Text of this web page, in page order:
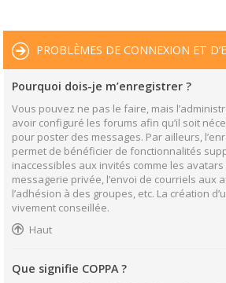
PROBLÈMES DE CONNEXION ET
Pourquoi dois-je m’enregistrer ?
Vous pouvez ne pas le faire, mais
avoir configuré les forums afin qu’il soit
pour poster des messages. Par ailleurs,
permet de bénéficier de fonctionnalités
inaccessibles aux invités comme les
messagerie privée, l’envoi de courriels aux
l’adhésion à des groupes, etc. La création
vivement conseillée.
Haut
Que signifie COPPA ?